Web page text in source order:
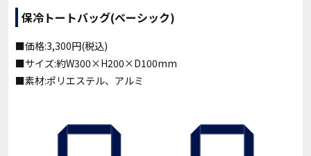
保冷トートバッグ(ベーシック)
■価格:3,300円(税込)
■サイズ:約W300×H200×D100mm
■素材:ポリエステル、アルミ